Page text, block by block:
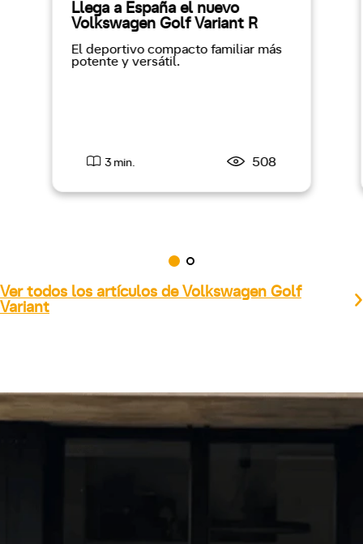
Llega a España el nuevo
Volkswagen Golf Variant R
El deportivo compacto familiar más
potente y versátil.
3 min. 508
Ver todos los artículos de Volkswagen Golf
Variant